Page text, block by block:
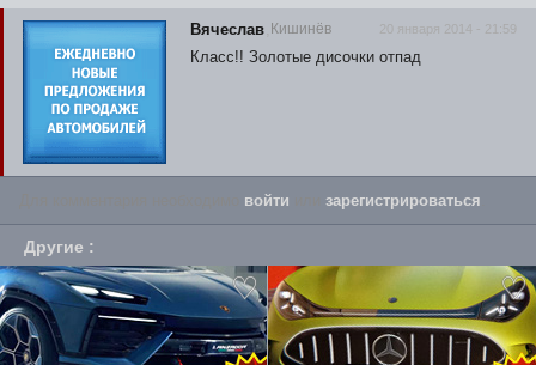
Вячеслав Кишинёв 20 января 2014 - 21:59
Класс!! Золотые дисочки отпад
войти зарегистрироваться
Другие :